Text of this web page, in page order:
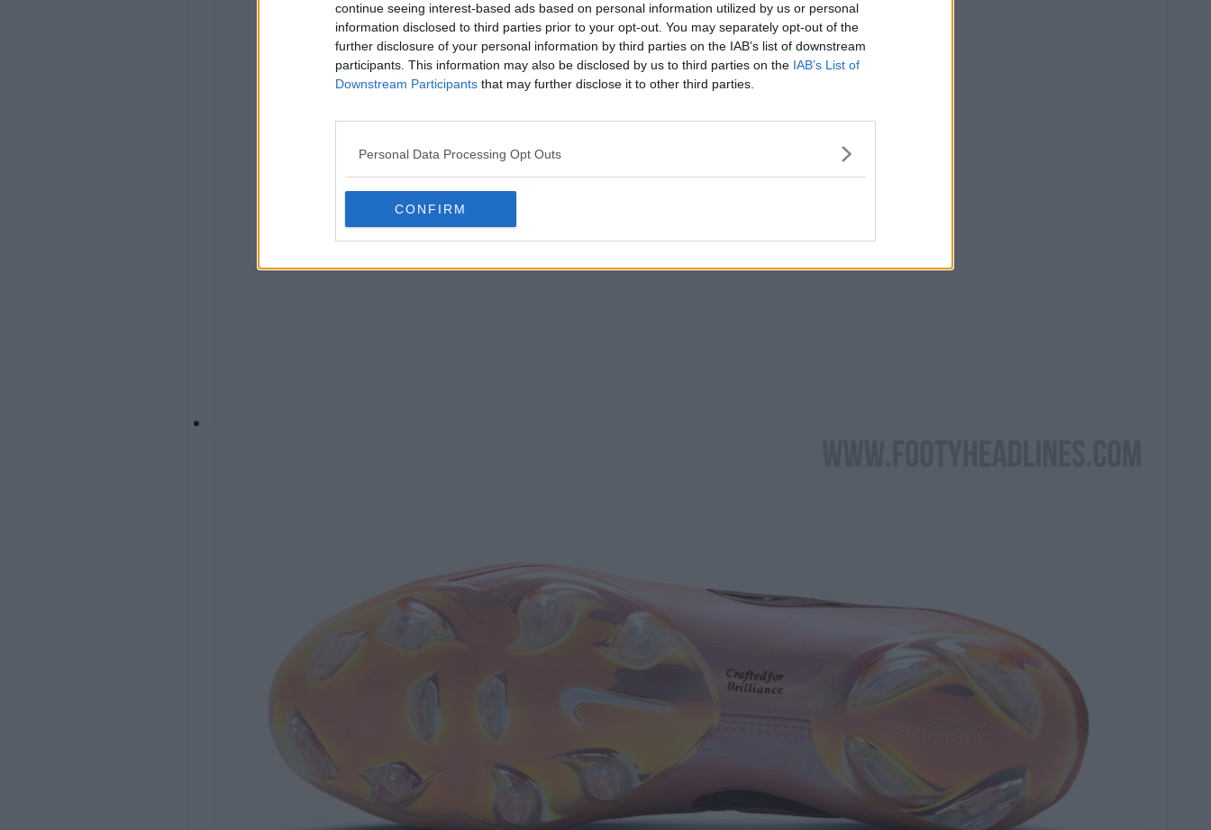
continue seeing interest-based ads based on personal information utilized by us or personal
information disclosed to third parties prior to your opt-out. You may separately opt-out of the
further disclosure of your personal information by third parties on the IAB’s list of downstream
participants. This information may also be disclosed by us to third parties on the IAB’s List of
Downstream Participants that may further disclose it to other third parties.
Personal Data Processing Opt Outs
CONFIRM